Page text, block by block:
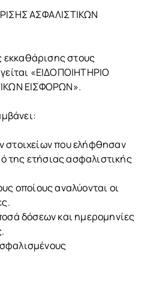
ΑΣΦΑΛΙΣΤΙΚΩΝ
εκκαθάρισης στους
«ΕΙΔΟΠΟΙΗΤΗΡΙΟ
ΕΙΣΦΟΡΩΝ».
στοιχείων που ελήφθησαν
της ετήσιας ασφαλιστικής
οποίους αναλύονται οι
δόσεων και ημερομηνίες